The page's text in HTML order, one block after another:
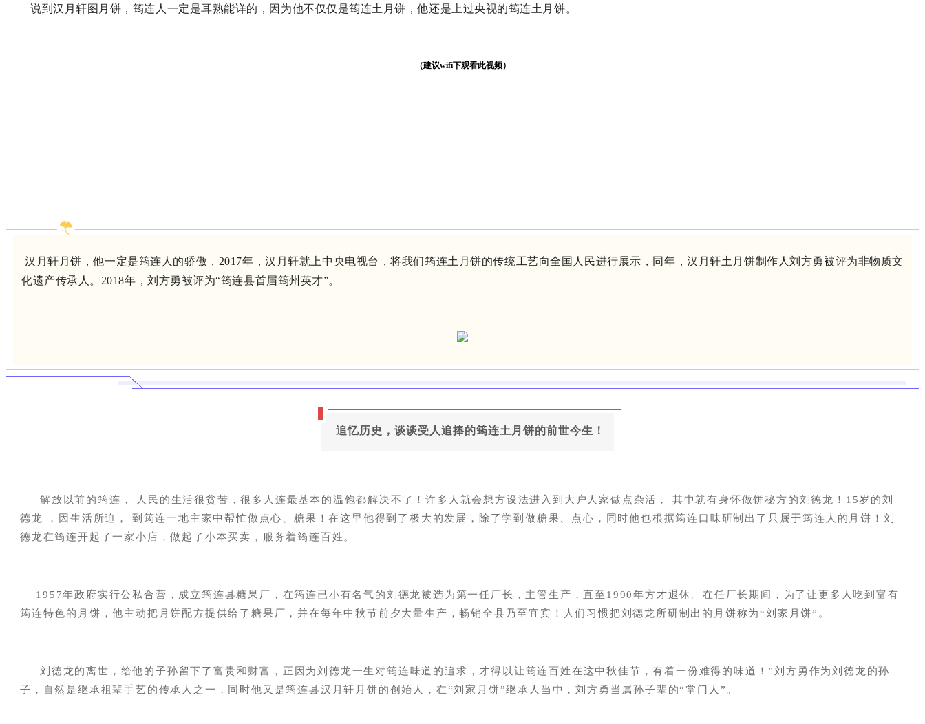
说到汉月轩图月饼，筠连人一定是耳熟能详的，因为他不仅仅是筠连土月饼，他还是上过央视的筠连土月饼。
（建议wifi下观看此视频）
汉月轩月饼，他一定是筠连人的骄傲， 2017年，汉月轩就上中央电视台，将我们筠连土月饼的传统工艺向全国人民进行展示，同年，汉月轩土月饼制作人刘方勇被评为非物质文
化遗产传承人。2018年，刘方勇被评为“筠连县首届筠州英才”。
追忆历史，谈谈受人追捧的筠连土月饼的前世今生！
解放以前的筠连， 人民的生活很贫苦，很多人连最基本的温饱都解决不了！许多人就会想方设法进入到大户人家做点杂活， 其中就有身怀做饼秘方的刘德龙！15岁的刘
德龙 ，因生活所迫， 到筠连一地主家中帮忙做点心、糖果！在这里他得到了极大的发展，除了学到做糖果、点心，同时他也根据筠连口味研制出了只属于筠连人的月饼！ 刘
德龙在筠连开起了一家小店，做起了小本买卖，服务着筠连百姓。
1957年政府实行公私合营，成立筠连县糖果厂，在筠连已小有名气的刘德龙被选为第一任厂长，主管生产，直至1990年方才退休。 在任厂长期间，为了让更多人吃到富有
筠连特色的月饼，他主动把月饼配方提供给了糖果厂，并在每年中秋节前夕大量生产，畅销全县乃至宜宾！
人们习惯把刘德龙所研制出的月饼称为“刘家月饼”。
刘德龙的离世，给他的子孙留下了富贵和财富，正因为刘德龙一生对筠连味道的追求，才得以让筠连百姓在这中秋佳节，有着一份难得的味道！”刘方勇作为刘德龙的孙
子，自然 是继承祖辈手艺的传承人之一，同时他又是筠连县汉月轩月饼的创始人，在“刘家月饼”继承人当中，刘方勇 当属孙子辈的“掌门人”。